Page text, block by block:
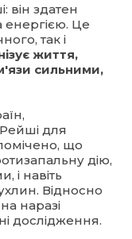
він здатен
Це
так і
життя,
сильними,
для
що
дію,
і навіть
Відносно
наразі
дослідження.